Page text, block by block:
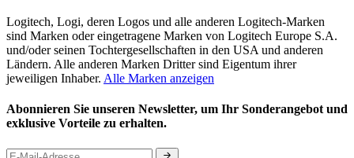
Logitech, Logi, deren Logos und alle anderen Logitech-Marken
sind Marken oder eingetragene Marken von Logitech Europe S.A.
und/oder seinen Tochtergesellschaften in den USA und anderen
Ländern. Alle anderen Marken Dritter sind Eigentum ihrer
jeweiligen Inhaber. Alle Marken anzeigen
Abonnieren Sie unseren Newsletter, um Ihr Sonderangebot und
exklusive Vorteile zu erhalten.